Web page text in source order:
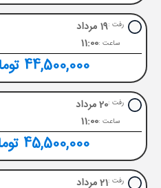
رفت :19 مرداد
ساعت :11:00
44,500,000 تومان
رفت :20 مرداد
ساعت :11:00
45,500,000 تومان
رفت :21 مرداد